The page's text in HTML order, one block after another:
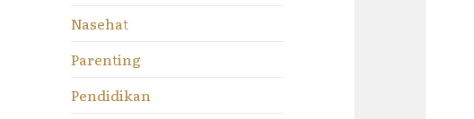
Nasehat
Parenting
Pendidikan